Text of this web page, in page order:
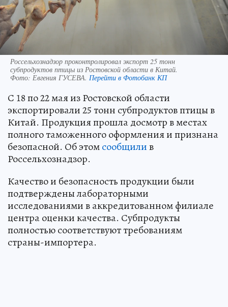
Россельхознадзор проконтролировал экспорт 25 тонн
субпродуктов птицы из Ростовской области в Китай.
Фото: Евгения ГУСЕВА. Перейти в Фотобанк КП
С 18 по 22 мая из Ростовской области
экспортировали 25 тонн субпродуктов птицы в
Китай. Продукция прошла досмотр в местах
полного таможенного оформления и признана
безопасной. Об этомсообщилив
Россельхознадзор.
Качество и безопасность продукции были
подтверждены лабораторными
исследованиями в аккредитованном филиале
центра оценки качества. Субпродукты
полностью соответствуют требованиям
страны-импортера.